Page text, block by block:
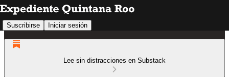
Suscribirse Iniciar sesión
Lee sin distracciones en Substack